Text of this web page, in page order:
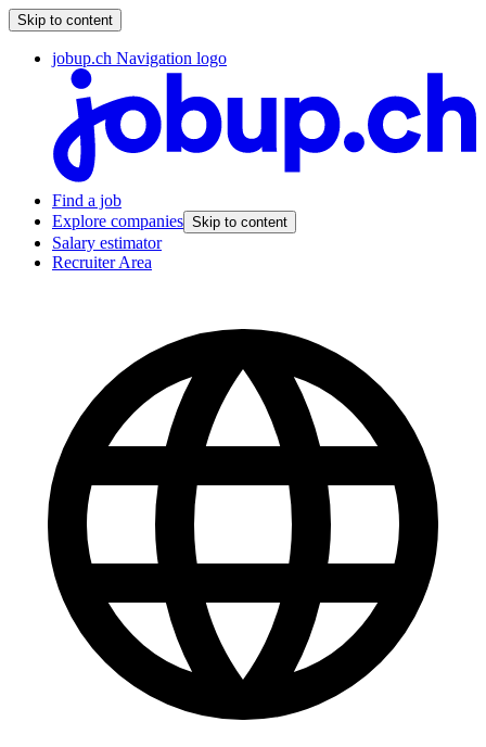
Skip to content
jobup.ch Navigation logo
Find a job
Explore companies Skip to content
Salary estimator
Recruiter Area